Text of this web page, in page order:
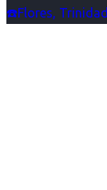
☎️Flores,